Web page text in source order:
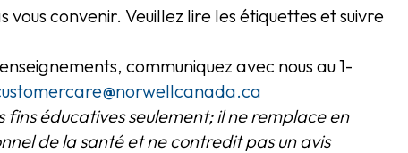
convenir. Veuillez lire les étiquettes et suivre
communiquez avec nous au 1-
fins éducatives seulement; il ne remplace en
de la santé et ne contredit pas un avis